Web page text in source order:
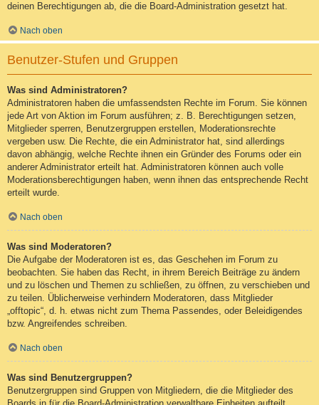
deinen Berechtigungen ab, die die Board-Administration gesetzt hat.
Nach oben
Benutzer-Stufen und Gruppen
Was sind Administratoren?
Administratoren haben die umfassendsten Rechte im Forum. Sie können
jede Art von Aktion im Forum ausführen; z. B. Berechtigungen setzen,
Mitglieder sperren, Benutzergruppen erstellen, Moderationsrechte
vergeben usw. Die Rechte, die ein Administrator hat, sind allerdings
davon abhängig, welche Rechte ihnen ein Gründer des Forums oder ein
anderer Administrator erteilt hat. Administratoren können auch volle
Moderationsberechtigungen haben, wenn ihnen das entsprechende Recht
erteilt wurde.
Nach oben
Was sind Moderatoren?
Die Aufgabe der Moderatoren ist es, das Geschehen im Forum zu
beobachten. Sie haben das Recht, in ihrem Bereich Beiträge zu ändern
und zu löschen und Themen zu schließen, zu öffnen, zu verschieben und
zu teilen. Üblicherweise verhindern Moderatoren, dass Mitglieder
„offtopic“, d. h. etwas nicht zum Thema Passendes, oder Beleidigendes
bzw. Angreifendes schreiben.
Nach oben
Was sind Benutzergruppen?
Benutzergruppen sind Gruppen von Mitgliedern, die die Mitglieder des